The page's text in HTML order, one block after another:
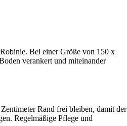
Bei einer Größe von 150 x
verankert und miteinander
Rand frei bleiben, damit der
Regelmäßige Pflege und